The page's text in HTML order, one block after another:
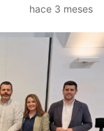
hace 3 meses